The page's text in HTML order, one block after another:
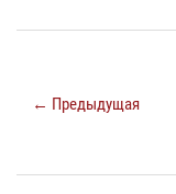
← Предыдущая